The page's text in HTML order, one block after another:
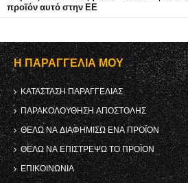
προϊόν αυτό στην ΕΕ
Η ΠΑΡΑΓΓΕΛΊΑ ΜΟΥ
ΚΑΤΆΣΤΑΣΗ ΠΑΡΑΓΓΕΛΊΑΣ
ΠΑΡΑΚΟΛΟΎΘΗΣΗ ΑΠΟΣΤΟΛΉΣ
ΘΈΛΩ ΝΑ ΔΙΑΦΗΜΊΣΩ ΈΝΑ ΠΡΟΪΌΝ
ΘΈΛΩ ΝΑ ΕΠΙΣΤΡΈΨΩ ΤΟ ΠΡΟΪΌΝ
ΕΠΙΚΟΙΝΩΝΊΑ